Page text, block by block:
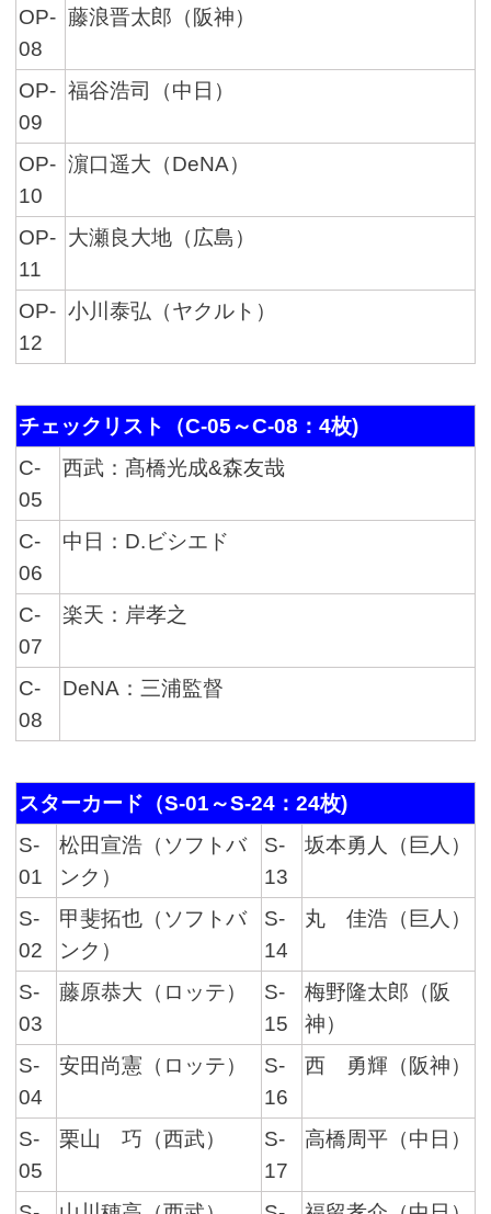
OP-
08
藤浪晋太郎（阪神）
OP-
09
福谷浩司（中日）
OP-
10
濵口遥大（DeNA）
OP-
11
大瀬良大地（広島）
OP-
12
小川泰弘（ヤクルト）
チェックリスト（C-05～C-08：4枚)
C-
05
西武：髙橋光成&森友哉
C-
06
中日：D.ビシエド
C-
07
楽天：岸孝之
C-
08
DeNA：三浦監督
スターカード（S-01～S-24：24枚)
S-
01
松田宣浩（ソフトバ
ンク）
S-
13
坂本勇人（巨人）
S-
02
甲斐拓也（ソフトバ
ンク）
S-
14
丸 佳浩（巨人）
S-
03
藤原恭大（ロッテ）
S-
15
梅野隆太郎（阪
神）
S-
04
安田尚憲（ロッテ）
S-
16
西 勇輝（阪神）
S-
05
栗山 巧（西武）
S-
17
高橋周平（中日）